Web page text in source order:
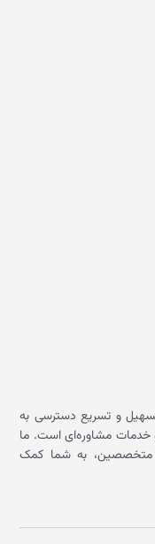
و تسریع دسترسی به
مشاوره‌ای است. ما
با متخصصین، به شما کمک